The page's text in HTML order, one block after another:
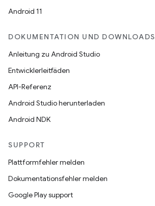
Android 11
DOKUMENTATION UND DOWNLOADS
Anleitung zu Android Studio
Entwicklerleitfäden
API-Referenz
Android Studio herunterladen
Android NDK
SUPPORT
Plattformfehler melden
Dokumentationsfehler melden
Google Play support